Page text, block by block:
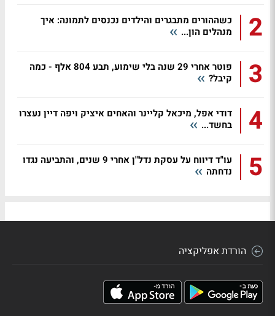
2
כשההורים מתבגרים והילדים נכנסים לתמונה: איך
מנהלים הון...
3
פוטר אחרי 29 שנה בלי שימוע, תבע 804 אלף - כמה
קיבל?
4
דודי אפל, מיכאל קליינר והאחים איציק ויפה דיין נעצרו
בחשד...
5
עו"ד דיווח על עסקת נדל"ן אחרי 9 שנים, והתביעה נגדו
נדחתה
הורדת אפליקציה